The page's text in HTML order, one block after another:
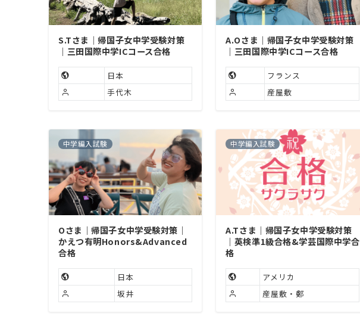
S.Tさま｜帰国子女中学受験対策
｜三田国際中学ICコース合格
日本
手代木
A.Oさま｜帰国子女中学受験対策
｜三田国際中学ICコース合格
フランス
産屋敷
中学編入試験
Oさま｜帰国子女中学受験対策｜
かえつ有明Honors&Advanced
合格
日本
坂井
中学編入試験
A.Tさま｜帰国子女中学受験対策
｜英検準1級合格&学芸国際中学合
格
アメリカ
産屋敷・鄭